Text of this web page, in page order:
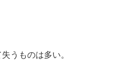
うものは多い。